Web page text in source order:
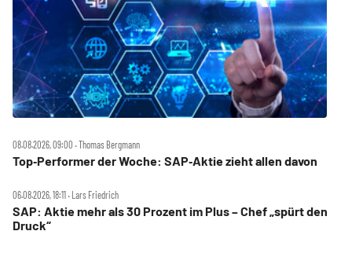
08.08.2026, 09:00 ‧ Thomas Bergmann
Top‑Performer der Woche: SAP‑Aktie zieht allen davon
06.08.2026, 18:11 ‧ Lars Friedrich
SAP: Aktie mehr als 30 Prozent im Plus – Chef „spürt den
Druck“